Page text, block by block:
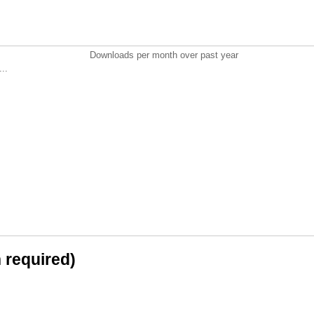
Downloads per month over past year